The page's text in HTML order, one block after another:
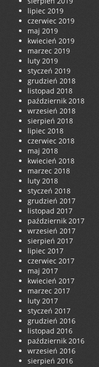
lipiec 2019
czerwiec 2019
maj 2019
kwiecień 2019
marzec 2019
luty 2019
styczeń 2019
grudzień 2018
listopad 2018
październik 2018
wrzesień 2018
sierpień 2018
lipiec 2018
czerwiec 2018
maj 2018
kwiecień 2018
marzec 2018
luty 2018
styczeń 2018
grudzień 2017
listopad 2017
październik 2017
wrzesień 2017
sierpień 2017
lipiec 2017
czerwiec 2017
maj 2017
kwiecień 2017
marzec 2017
luty 2017
styczeń 2017
grudzień 2016
listopad 2016
październik 2016
wrzesień 2016
sierpień 2016